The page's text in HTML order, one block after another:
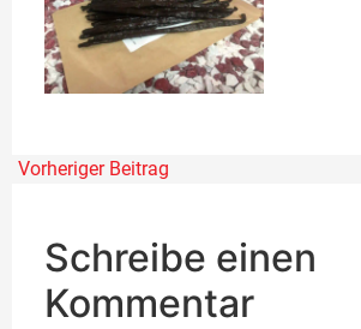
Vorheriger Beitrag
Schreibe einen
Kommentar